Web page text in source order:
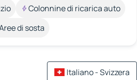
Colonnine di ricarica auto
di sosta
Italiano - Svizzera